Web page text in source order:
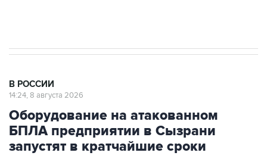
В РОССИИ
14:24, 8 августа 2026
Оборудование на атакованном
БПЛА предприятии в Сызрани
запустят в кратчайшие сроки